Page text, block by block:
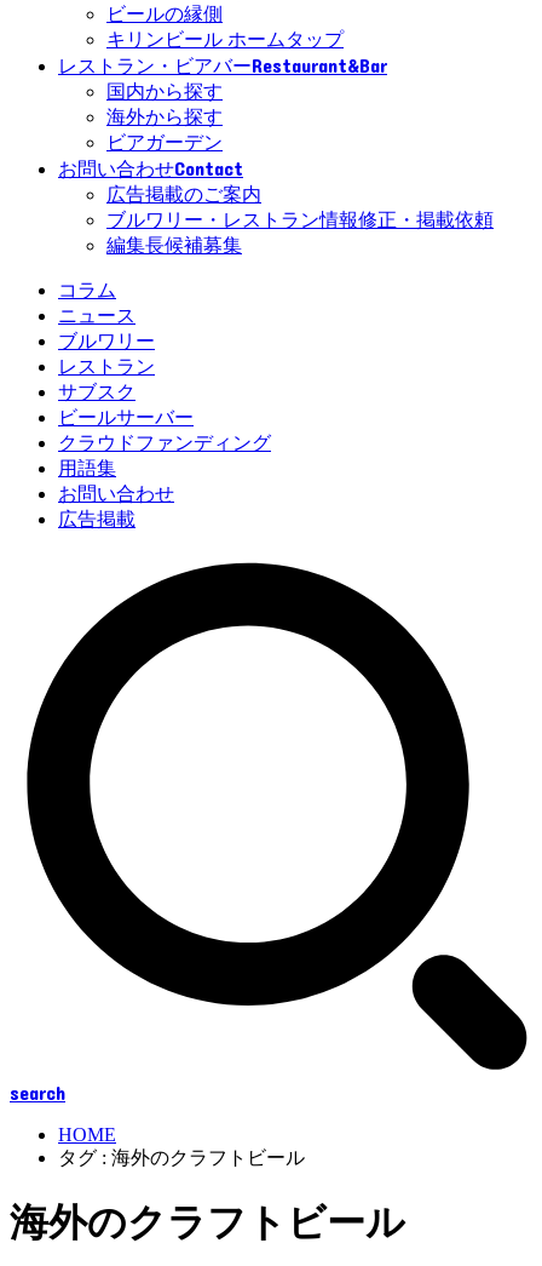
ビールの縁側
キリンビール ホームタップ
レストラン・ビアバーRestaurant&Bar
国内から探す
海外から探す
ビアガーデン
お問い合わせContact
広告掲載のご案内
ブルワリー・レストラン情報修正・掲載依頼
編集長候補募集
コラム
ニュース
ブルワリー
レストラン
サブスク
ビールサーバー
クラウドファンディング
用語集
お問い合わせ
広告掲載
search
HOME
タグ : 海外のクラフトビール
海外のクラフトビール